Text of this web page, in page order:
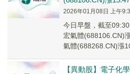
2026年01月08日 上午
今日早盤，截至
宏氣體(688106.CN)
氣體(688268.CN)漲
【異動股】電子化